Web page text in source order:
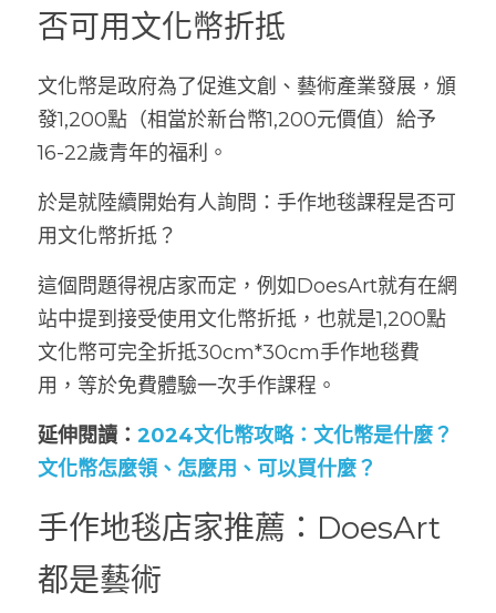
否可用文化幣折抵
文化幣是政府為了促進文創、藝術產業發展，頒
發1,200點（相當於新台幣1,200元價值）給予
16-22歲青年的福利。
於是就陸續開始有人詢問：手作地毯課程是否可
用文化幣折抵？
這個問題得視店家而定，例如DoesArt就有在網
站中提到接受使用文化幣折抵，也就是1,200點
文化幣可完全折抵30cm*30cm手作地毯費
用，等於免費體驗一次手作課程。
延伸閱讀： 2024文化幣攻略：文化幣是什麼？
文化幣怎麼領、怎麼用、可以買什麼？
手作地毯店家推薦：DoesArt
都是藝術